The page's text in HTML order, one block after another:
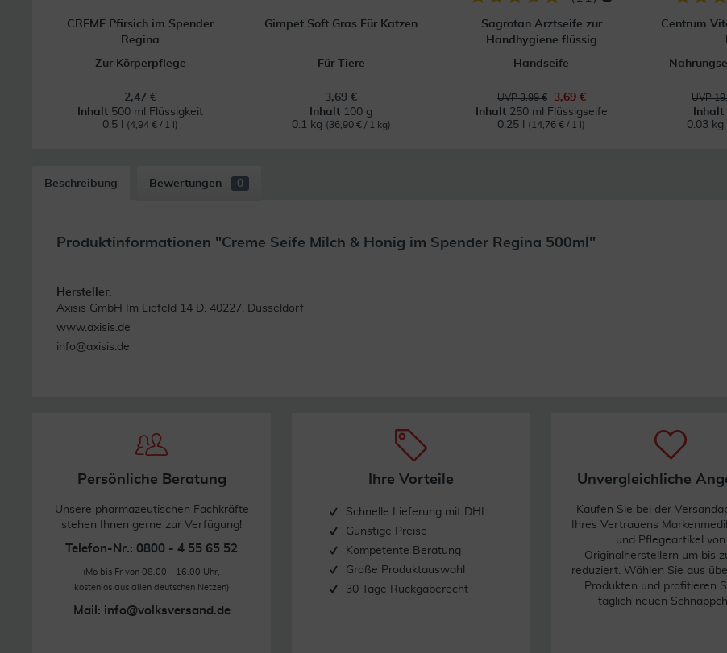
CREME Pfirsich im Spender
Regina
Zur Körperpflege
2,47 €
Inhalt 500 ml Flüssigkeit
0.5 l
(4,94 € / 1 l)
Gimpet Soft Gras Für Katzen
Für Tiere
3,69 €
Inhalt 100 g
0.1 kg (36,90 € / 1 kg)
Sagrotan Arztseife zur
Handhygiene flüssig
Handseife
UVP 3,99 €
3,69 €
Inhalt 250 ml Flüssigseife
0.25 l
(14,76 € / 1 l)
Centrum
UVP
Inhalt
0.03 kg
Beschreibung Bewertungen 0
Produktinformationen "Creme Seife Milch & Honig im Spender Regina 500ml"
Weiterlesen
Hersteller:
Axisis GmbH Im Liefeld 14 D. 40227, Düsseldorf
www.axisis.de
info@axisis.de
Persönliche Beratung
Unsere pharmazeutischen Fachkräfte
stehen Ihnen gerne zur Verfügung!
Telefon-Nr.: 0800 - 4 55 65 52
(Mo bis Fr von 08.00 - 16.00 Uhr,
kostenlos aus allen deutschen Netzen)
Mail: info@volksversand.de
Ihre Vorteile
Schnelle Lieferung mit DHL
Günstige Preise
Kompetente Beratung
Große Produktauswahl
30 Tage Rückgaberecht
Unvergleichliche
Kaufen Sie bei der
Ihres Vertrauens
und Pflegeartikel von
Originalherstellern um bis
reduziert. Wählen Sie aus
Produkten und profitieren
täglich neuen